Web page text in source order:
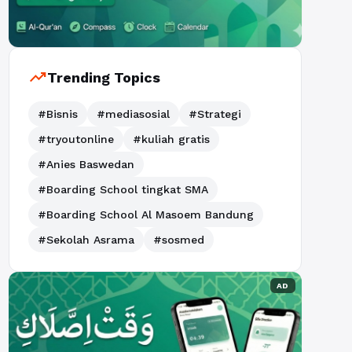
trending_upTrending Topics
#Bisnis #mediasosial
#Strategi
#tryoutonline
#kuliah gratis
#Anies Baswedan
#Boarding School tingkat SMA
#Boarding School Al Masoem Bandung
#Sekolah Asrama
#sosmed
AD